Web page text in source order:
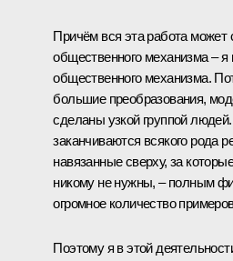
Причём вся эта работа может
общественного механизма –
общественного механизма.
большие преобразования,
сделаны узкой группой
заканчиваются всякого рода
навязанные сверху, за
никому не нужны, – полным
огромное количество
Поэтому я в этой